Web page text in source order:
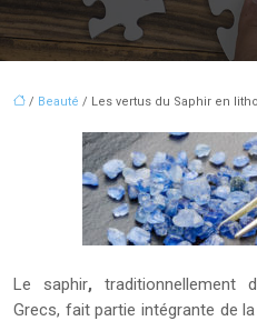
/ Beauté / Les vertus du Saphir en
Le saphir, traditionnellement
Grecs, fait partie intégrante de